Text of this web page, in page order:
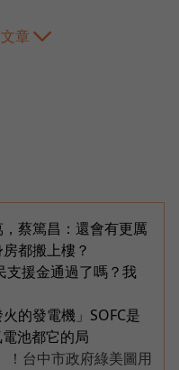
章
蔡篤昌：還會有更厲
都搬上樓？
支援金通過了嗎？我
的發電機」SOFC是
池都它的局
！台中市政府綠美圖用